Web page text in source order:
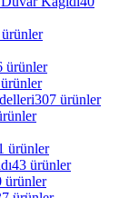
ürünler
307 ürünler
ürünler
43 ürünler
ürünler